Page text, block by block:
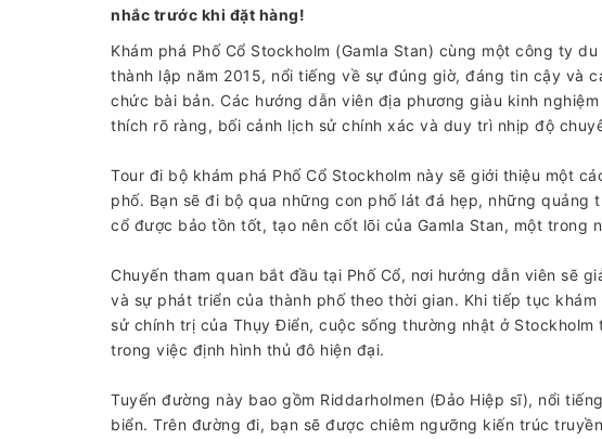
nhắc trước khi đặt hàng!
Khám phá Phố Cổ Stockholm (Gamla Stan) cùng một công ty
thành lập năm 2015, nổi tiếng về sự đúng giờ, đáng tin cậy và
chức bài bản. Các hướng dẫn viên địa phương giàu kinh
thích rõ ràng, bối cảnh lịch sử chính xác và duy trì nhịp độ
Tour đi bộ khám phá Phố Cổ Stockholm này sẽ giới thiệu một
phố. Bạn sẽ đi bộ qua những con phố lát đá hẹp, những
cổ được bảo tồn tốt, tạo nên cốt lõi của Gamla Stan, một trong
Chuyến tham quan bắt đầu tại Phố Cổ, nơi hướng dẫn viên sẽ
và sự phát triển của thành phố theo thời gian. Khi tiếp tục
sử chính trị của Thụy Điển, cuộc sống thường nhật ở
trong việc định hình thủ đô hiện đại.
Tuyến đường này bao gồm Riddarholmen (Đảo Hiệp sĩ), nổi
biển. Trên đường đi, bạn sẽ được chiêm ngưỡng kiến ​​trúc